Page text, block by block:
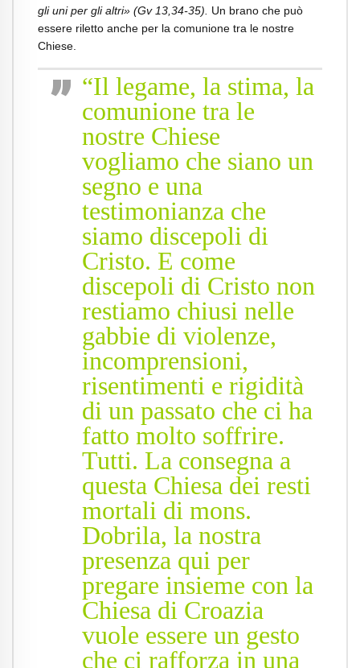
gli uni per gli altri» (Gv 13,34-35).
Un brano che può
essere riletto anche per la comunione tra le nostre
Chiese.
“Il legame, la stima, la
comunione tra le
nostre Chiese
vogliamo che siano un
segno e una
testimonianza che
siamo discepoli di
Cristo. E come
discepoli di Cristo non
restiamo chiusi nelle
gabbie di violenze,
incomprensioni,
risentimenti e rigidità
di un passato che ci ha
fatto molto soffrire.
Tutti. La consegna a
questa Chiesa dei resti
mortali di mons.
Dobrila, la nostra
presenza qui per
pregare insieme con la
Chiesa di Croazia
vuole essere un gesto
che ci rafforza in una